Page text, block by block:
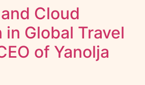
Cloud
in Global Travel
of Yanolja